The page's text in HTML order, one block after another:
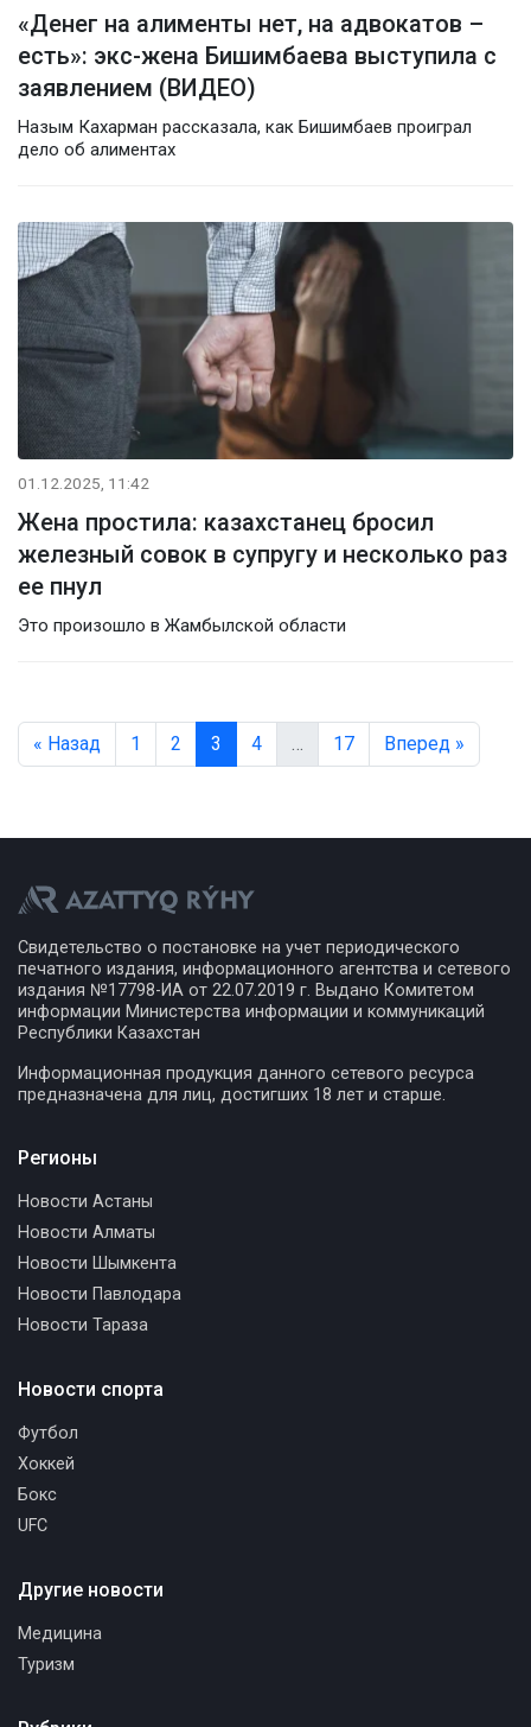
«Денег на алименты нет, на адвокатов –
есть»: экс-жена Бишимбаева выступила с
заявлением (ВИДЕО)
Назым Кахарман рассказала, как Бишимбаев проиграл
дело об алиментах
01.12.2025, 11:42
Жена простила: казахстанец бросил
железный совок в супругу и несколько раз
ее пнул
Это произошло в Жамбылской области
« Назад 1 2 3 4 17 Вперед »
Свидетельство о постановке на учет периодического
печатного издания, информационного агентства и сетевого
издания №17798-ИА от 22.07.2019 г. Выдано Комитетом
информации Министерства информации и коммуникаций
Республики Казахстан
Информационная продукция данного сетевого ресурса
предназначена для лиц, достигших 18 лет и старше.
Регионы
Новости Астаны
Новости Алматы
Новости Шымкента
Новости Павлодара
Новости Тараза
Новости спорта
Футбол
Хоккей
Бокс
UFC
Другие новости
Медицина
Туризм